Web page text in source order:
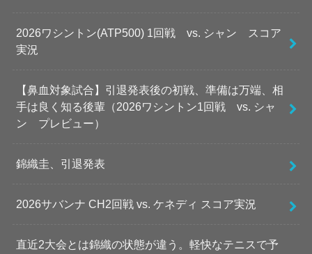
2026ワシントン(ATP500) 1回戦 vs. シャン スコア
実況
【鼻血対象試合】引退発表後の初戦、準備は万端、相
手は良く知る後輩（2026ワシントン1回戦 vs. シャ
ン プレビュー）
錦織圭、引退発表
2026サバンナ CH2回戦 vs. ケネディ スコア実況
直近2大会とは錦織の状態が違う。軽快なテニスで予